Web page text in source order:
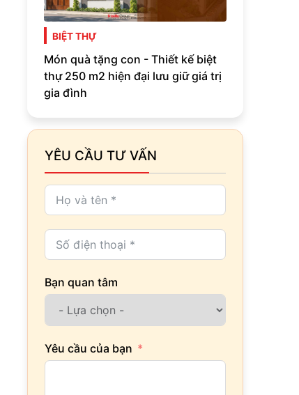
BIỆT THỰ
Món quà tặng con - Thiết kế biệt
thự 250 m2 hiện đại lưu giữ giá trị
gia đình
YÊU CẦU TƯ VẤN
Bạn quan tâm
Yêu cầu của bạn